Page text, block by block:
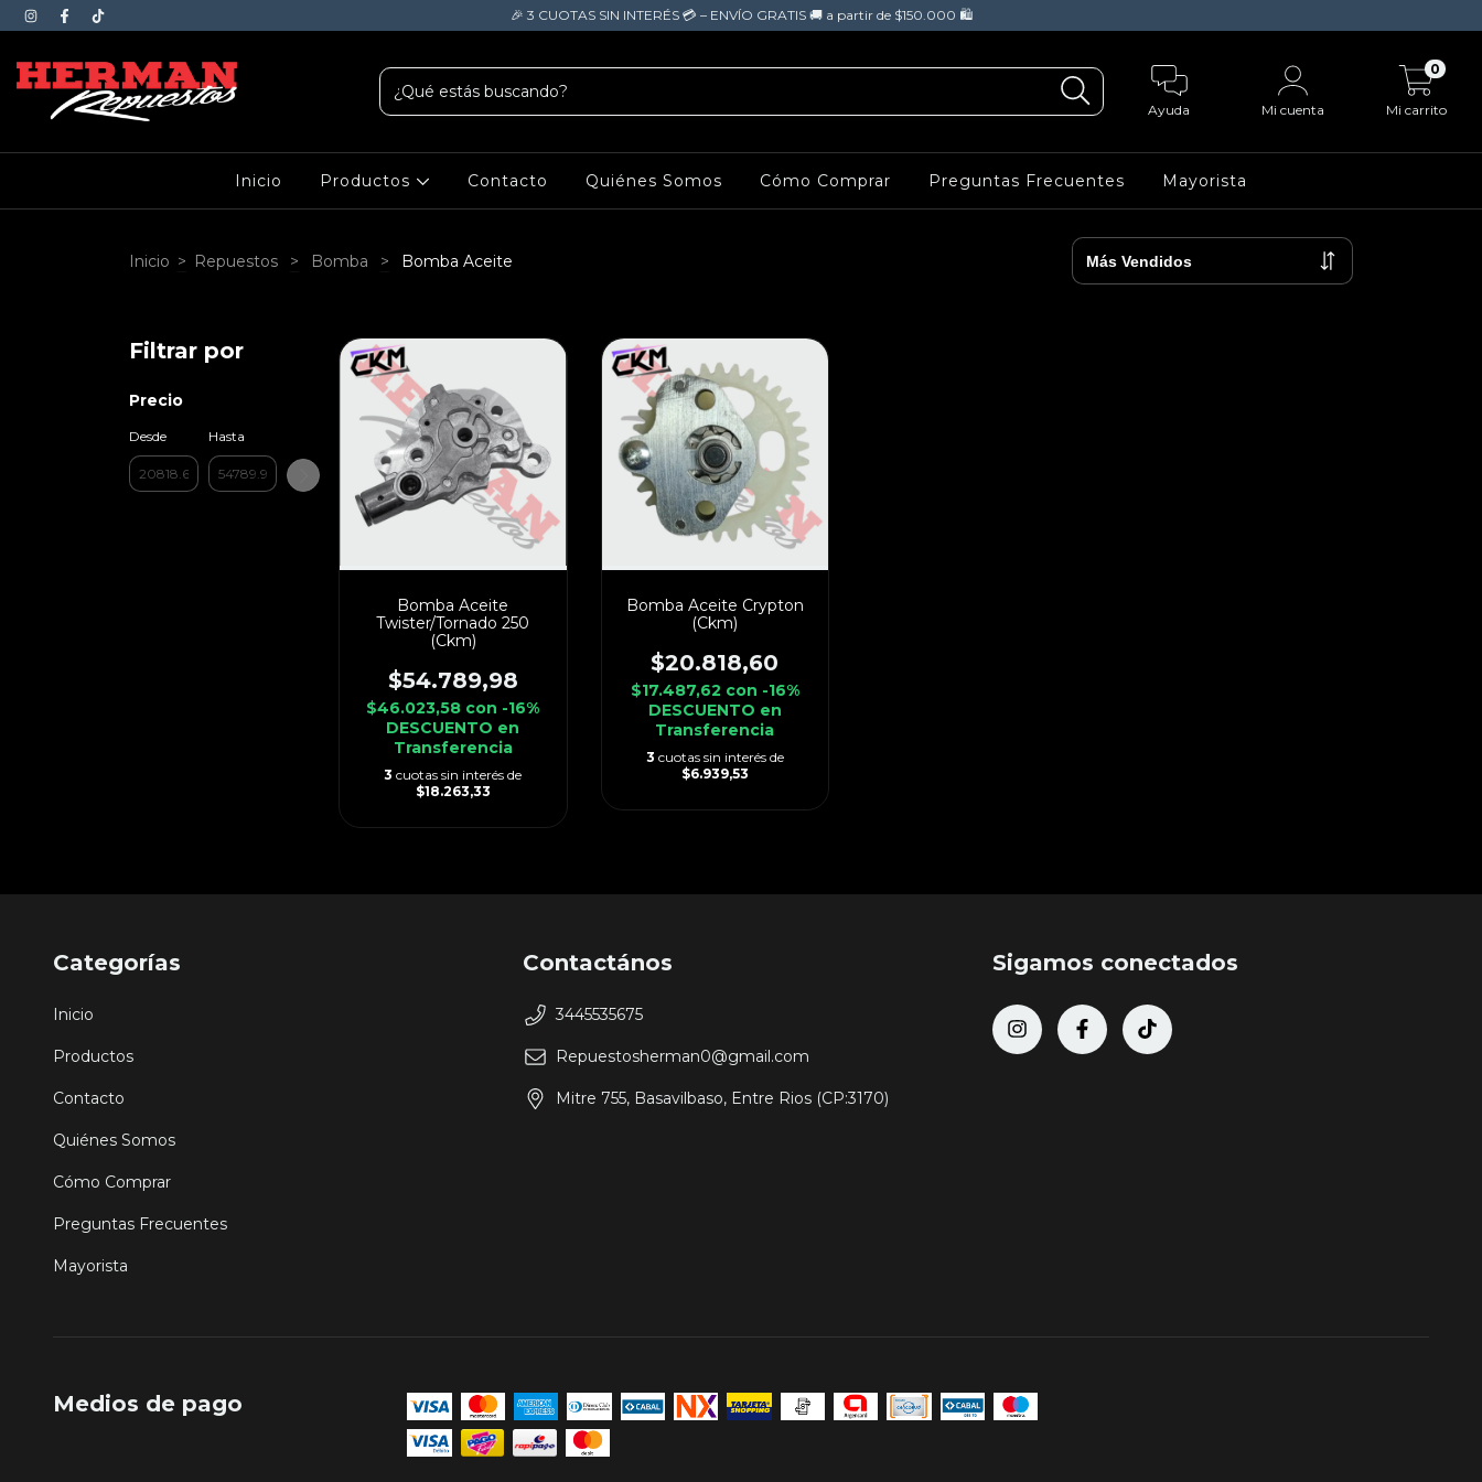
🎉 3 CUOTAS SIN INTERÉS 💳 – ENVÍO GRATIS 🚚 a partir de $150.000 🛍️
Ayuda Mi cuenta Mi carrito
0
Inicio Productos Contacto Quiénes Somos Cómo Comprar Preguntas Frecuentes Mayorista
Inicio > Repuestos > Bomba > Bomba Aceite
Filtrar por
Precio
Desde Hasta
Bomba Aceite
Twister/Tornado 250
(Ckm)
$54.789,98
$46.023,58 con -16%
DESCUENTO en
Transferencia
3 cuotas sin interés de
$18.263,33
Bomba Aceite Crypton
(Ckm)
$20.818,60
$17.487,62 con -16%
DESCUENTO en
Transferencia
3 cuotas sin interés de
$6.939,53
Categorías
Inicio
Productos
Contacto
Quiénes Somos
Cómo Comprar
Preguntas Frecuentes
Mayorista
Contactános
3445535675
Repuestosherman0@gmail.com
Mitre 755, Basavilbaso, Entre Rios (CP:3170)
Sigamos conectados
Medios de pago